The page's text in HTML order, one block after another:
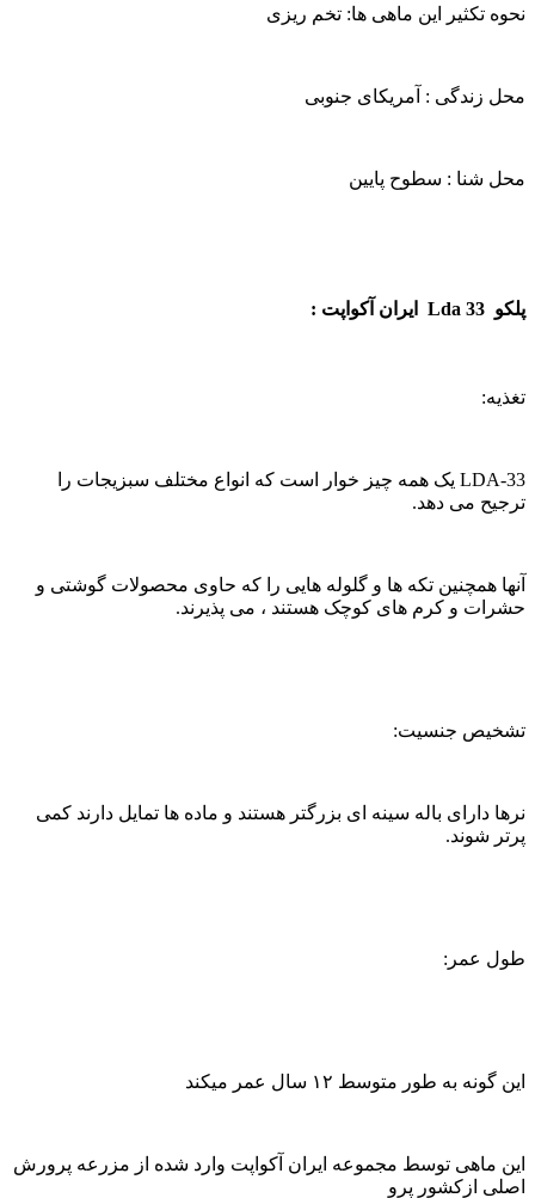
نحوه تکثیر این ماهی ها: تخم ریزی
محل زندگی : آمریکای جنوبی
محل شنا : سطوح پایین
پلکو Lda 33 ایران آکواپت :
تغذیه:
LDA-33 یک همه چیز خوار است که انواع مختلف سبزیجات را
ترجیح می دهد.
آنها همچنین تکه ها و گلوله هایی را که حاوی محصولات گوشتی و
حشرات و کرم های کوچک هستند ، می پذیرند.
تشخیص جنسیت:
نرها دارای باله سینه ای بزرگتر هستند و ماده ها تمایل دارند کمی
پرتر شوند.
طول عمر:
این گونه به طور متوسط ۱۲ سال عمر میکند
این ماهی توسط مجموعه ایران آکواپت وارد شده از مزرعه پرورش
اصلی از‌کشور ‌پرو